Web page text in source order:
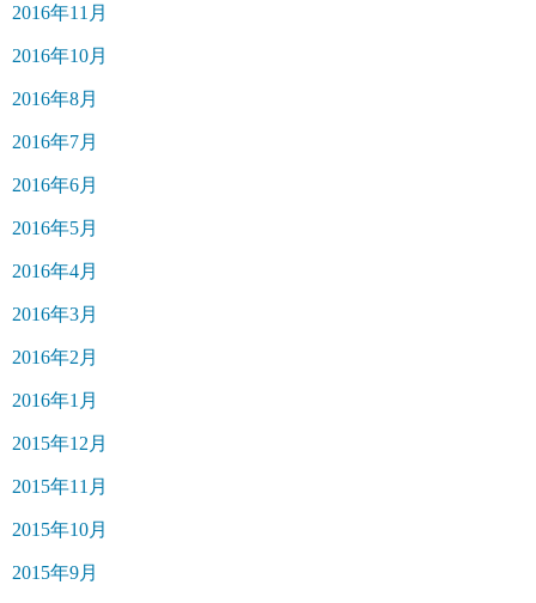
2016年11月
2016年10月
2016年8月
2016年7月
2016年6月
2016年5月
2016年4月
2016年3月
2016年2月
2016年1月
2015年12月
2015年11月
2015年10月
2015年9月